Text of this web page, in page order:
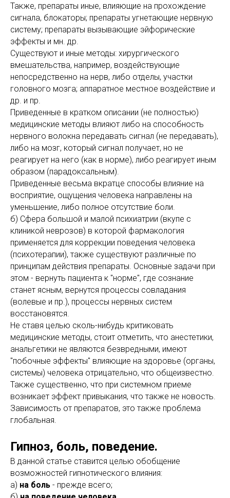
Также, препараты иные, влияющие на прохождение
сигнала, блокаторы; препараты угнетающие нервную
систему; препараты вызывающие эйфорические
эффекты и мн. др.
Существуют и иные методы: хирургического
вмешательства, например, воздействующие
непосредственно на нерв, либо отделы, участки
головного мозга; аппаратное местное воздействие и
др. и пр.
Приведенные в кратком описании (не полностью)
медицинские методы влияют либо на способность
нервного волокна передавать сигнал (не передавать),
либо на мозг, который сигнал получает, но не
реагирует на него (как в норме), либо реагирует иным
образом (парадоксальным).
Приведенные весьма вкратце способы влияние на
восприятие, ощущения человека направлены на
уменьшение, либо полное отсутствие боли.
б) Сфера большой и малой психиатрии (вкупе с
клиникой неврозов) в которой фармакология
применяется для коррекции поведения человека
(психотерапии), также существуют различные по
принципам действия препараты. Основные задачи при
этом - вернуть пациента к "норме", где сознание
станет ясным, вернутся процессы совладания
(волевые и пр.), процессы нервных систем
восстановятся.
Не ставя целью сколь-нибудь критиковать
медицинские методы, стоит отметить, что анестетики,
анальгетики не являются безвредными, имеют
"побочные эффекты" влияющие на здоровье (органы,
системы) человека отрицательно, что общеизвестно.
Также существенно, что при системном приеме
возникает эффект привыкания, что также не новость.
Зависимость от препаратов, это также проблема
глобальная.
Гипноз, боль, поведение.
В данной статье ставится целью обобщение
возможностей гипнотического влияния:
а) на боль - прежде всего;